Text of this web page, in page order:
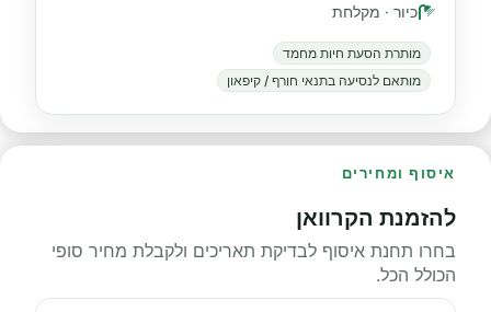
כיור · מקלחת
מותרת הסעת חיות מחמד
מותאם לנסיעה בתנאי חורף / קיפאון
איסוף ומחירים
להזמנת הקרוואן
בחרו תחנת איסוף לבדיקת תאריכים ולקבלת מחיר סופי
הכולל הכל.